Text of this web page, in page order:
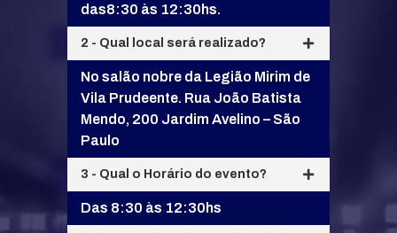
das8:30 às 12:30hs.
2 - Qual local será realizado?
No salão nobre da Legião Mirim de
Vila Prudeente. Rua João Batista
Mendo, 200 Jardim Avelino – São
Paulo
3 - Qual o Horário do evento?
Das 8:30 às 12:30hs